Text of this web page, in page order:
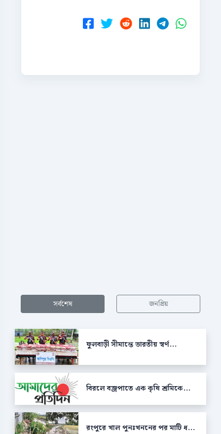
সর্বশেষ জনপ্রিয়
ফুলবাড়ী সীমান্তে ভারতীয় স্বর্ণ...
বিরলে বজ্রপাতে এক কৃষি শ্রমিকে...
রংপুরে খাল পুনঃখননের পর মাটি ধ...